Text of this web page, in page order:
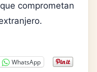
comprometan
WhatsApp